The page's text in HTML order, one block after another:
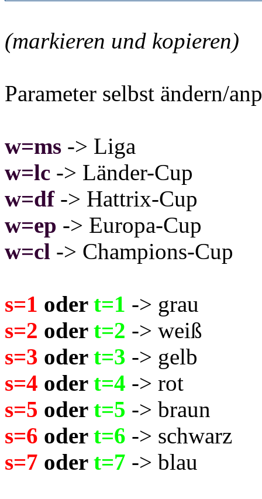
(markieren und kopieren)
Parameter selbst ändern/
w=ms -> Liga
w=lc -> Länder-Cup
w=df-> Hattrix-Cup
w=ep -> Europa-Cup
w=cl -> Champions-Cup
s=1 oder t=1 -> grau
s=2 oder t=2 -> weiß
s=3 oder t=3 -> gelb
s=4 oder t=4 -> rot
s=5 oder t=5 -> braun
s=6 oder t=6 -> schwarz
s=7 oder t=7 -> blau